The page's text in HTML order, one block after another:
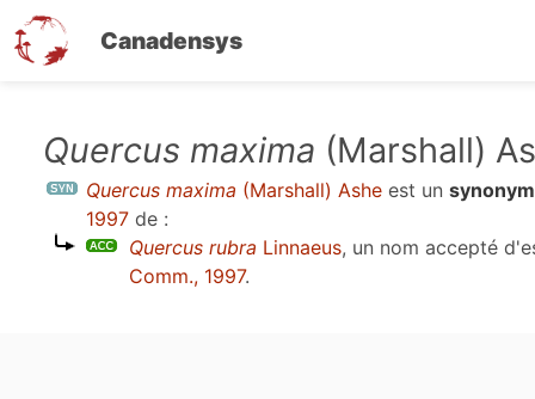
Canadensys
contenu
Quercus maxima (Marshall)
Quercus maxima (Marshall) Ashe est un
1997 de :
Quercus rubra Linnaeus, un nom accepté
Comm., 1997.